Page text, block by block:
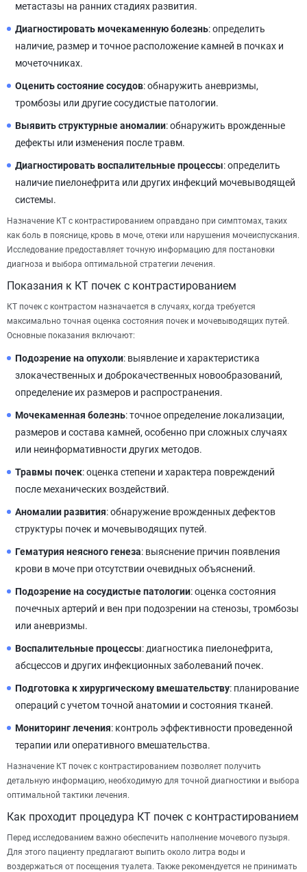
метастазы на ранних стадиях развития.
Диагностировать мочекаменную болезнь: определить
наличие, размер и точное расположение камней в почках и
мочеточниках.
Оценить состояние сосудов: обнаружить аневризмы,
тромбозы или другие сосудистые патологии.
Выявить структурные аномалии: обнаружить врожденные
дефекты или изменения после травм.
Диагностировать воспалительные процессы: определить
наличие пиелонефрита или других инфекций мочевыводящей
системы.
Назначение КТ с контрастированием оправдано при симптомах, таких
как боль в пояснице, кровь в моче, отеки или нарушения мочеиспускания.
Исследование предоставляет точную информацию для постановки
диагноза и выбора оптимальной стратегии лечения.
Показания к КТ почек с контрастированием
КТ почек с контрастом назначается в случаях, когда требуется
максимально точная оценка состояния почек и мочевыводящих путей.
Основные показания включают:
Подозрение на опухоли: выявление и характеристика
злокачественных и доброкачественных новообразований,
определение их размеров и распространения.
Мочекаменная болезнь: точное определение локализации,
размеров и состава камней, особенно при сложных случаях
или неинформативности других методов.
Травмы почек: оценка степени и характера повреждений
после механических воздействий.
Аномалии развития: обнаружение врожденных дефектов
структуры почек и мочевыводящих путей.
Гематурия неясного генеза: выяснение причин появления
крови в моче при отсутствии очевидных объяснений.
Подозрение на сосудистые патологии: оценка состояния
почечных артерий и вен при подозрении на стенозы, тромбозы
или аневризмы.
Воспалительные процессы: диагностика пиелонефрита,
абсцессов и других инфекционных заболеваний почек.
Подготовка к хирургическому вмешательству: планирование
операций с учетом точной анатомии и состояния тканей.
Мониторинг лечения: контроль эффективности проведенной
терапии или оперативного вмешательства.
Назначение КТ почек с контрастированием позволяет получить
детальную информацию, необходимую для точной диагностики и выбора
оптимальной тактики лечения.
Как проходит процедура КТ почек с контрастированием
Перед исследованием важно обеспечить наполнение мочевого пузыря.
Для этого пациенту предлагают выпить около литра воды и
воздержаться от посещения туалета. Также рекомендуется не принимать